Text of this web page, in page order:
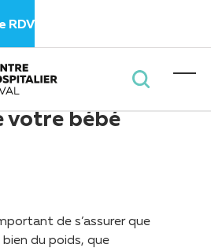
RDV
votre bébé
de s’assurer que
du poids, que